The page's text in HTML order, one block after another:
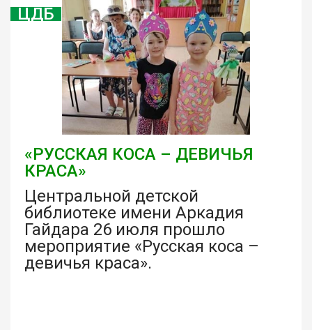
ЦДБ
«РУССКАЯ КОСА – ДЕВИЧЬЯ
КРАСА»
Центральной детской
библиотеке имени Аркадия
Гайдара 26 июля прошло
мероприятие «Русская коса –
девичья краса».